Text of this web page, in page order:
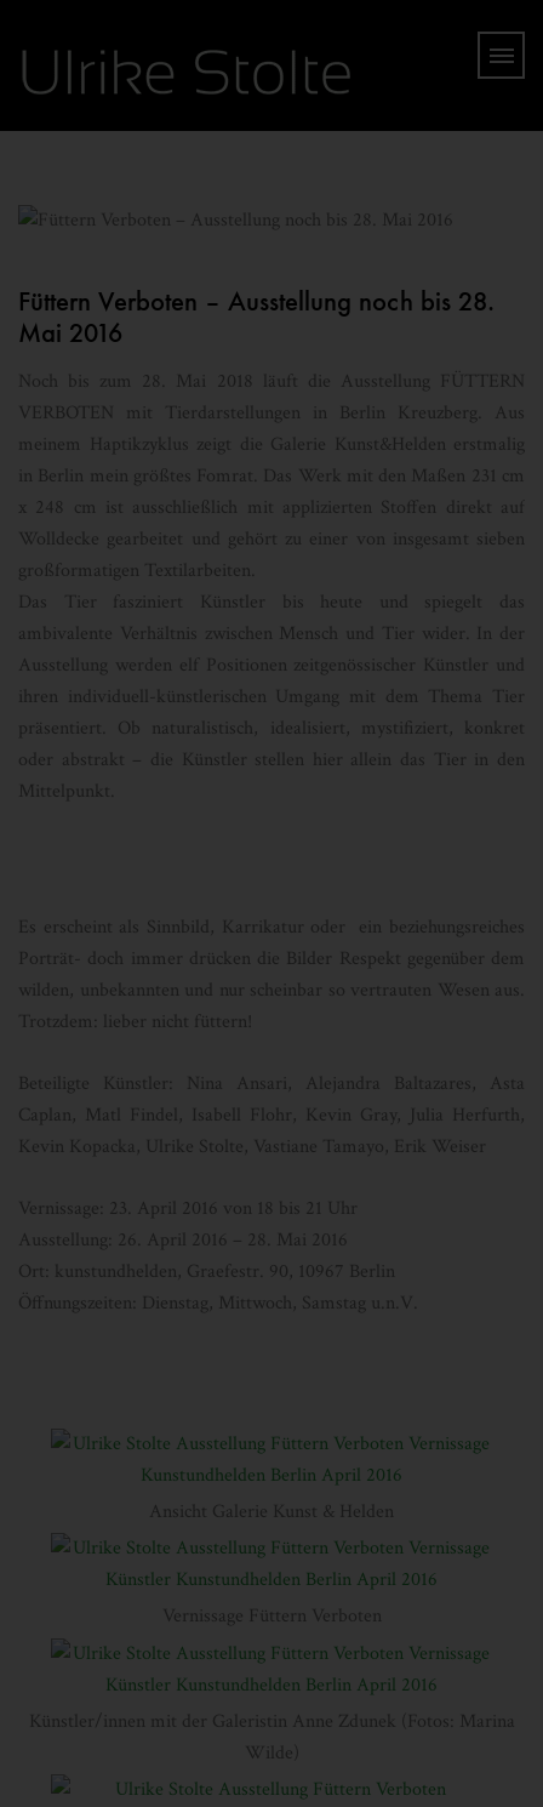
Füttern Verboten – Ausstellung noch bis 28.
Mai 2016
Noch bis zum 28. Mai 2018 läuft die Ausstellung FÜTTERN
VERBOTEN mit Tierdarstellungen in Berlin Kreuzberg. Aus
meinem Haptikzyklus zeigt die Galerie Kunst&Helden erstmalig
in Berlin mein größtes Fomrat. Das Werk mit den Maßen 231 cm
x 248 cm ist ausschließlich mit applizierten Stoffen direkt auf
Wolldecke gearbeitet und gehört zu einer von insgesamt sieben
großformatigen Textilarbeiten.
Das Tier fasziniert Künstler bis heute und spiegelt das
ambivalente Verhältnis zwischen Mensch und Tier wider. In der
Ausstellung werden elf Positionen zeitgenössischer Künstler und
ihren individuell-künstlerischen Umgang mit dem Thema Tier
präsentiert. Ob naturalistisch, idealisiert, mystifiziert, konkret
oder abstrakt – die Künstler stellen hier allein das Tier in den
Mittelpunkt.
Es erscheint als Sinnbild, Karrikatur oder ein beziehungsreiches
Porträt- doch immer drücken die Bilder Respekt gegenüber dem
wilden, unbekannten und nur scheinbar so vertrauten Wesen aus.
Trotzdem: lieber nicht füttern!
Beteiligte Künstler: Nina Ansari, Alejandra Baltazares, Asta
Caplan, Matl Findel, Isabell Flohr, Kevin Gray, Julia Herfurth,
Kevin Kopacka, Ulrike Stolte, Vastiane Tamayo, Erik Weiser
Vernissage: 23. April 2016 von 18 bis 21 Uhr
Ausstellung: 26. April 2016 – 28. Mai 2016
Ort: kunstundhelden, Graefestr. 90, 10967 Berlin
Öffnungszeiten: Dienstag, Mittwoch, Samstag u.n.V.
Ansicht Galerie Kunst & Helden
Vernissage Füttern Verboten
Künstler/innen mit der Galeristin Anne Zdunek (Fotos: Marina
Wilde)